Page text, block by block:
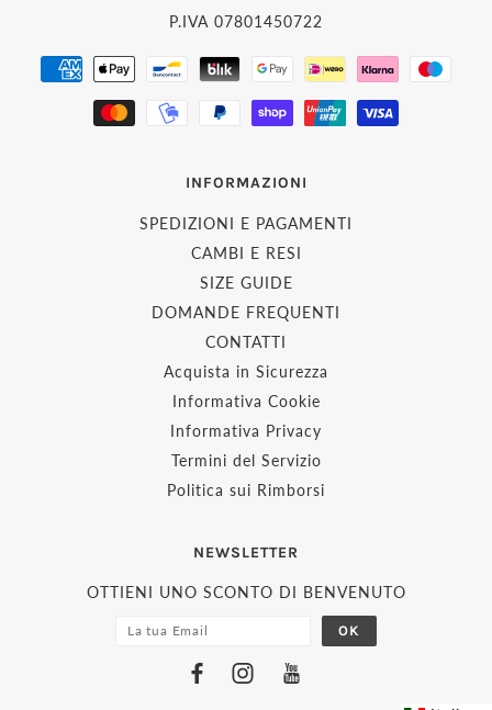
P.IVA 07801450722
INFORMAZIONI
SPEDIZIONI E PAGAMENTI
CAMBI E RESI
SIZE GUIDE
DOMANDE FREQUENTI
CONTATTI
Acquista in Sicurezza
Informativa Cookie
Informativa Privacy
Termini del Servizio
Politica sui Rimborsi
NEWSLETTER
OTTIENI UNO SCONTO DI BENVENUTO